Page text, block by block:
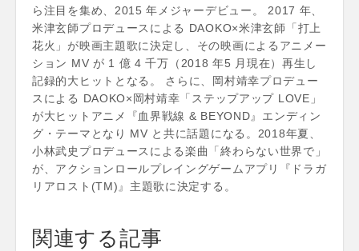
ら注目を集め、2015 年メジャーデビュー。 2017 年、
米津玄師プロデュースによる DAOKO×米津玄師「打上
花火」が映画主題歌に決定し、その映画によるアニメー
ション MV が 1 億 4 千万（2018 年5 月現在）再生し
記録的大ヒットとなる。 さらに、岡村靖幸プロデュー
スによる DAOKO×岡村靖幸「ステップアップ LOVE」
が大ヒットアニメ『血界戦線 & BEYOND』エンディン
グ・テーマとなり MV と共に話題になる。2018年夏、
小林武史プロデュースによる楽曲「終わらない世界で」
が、アクションロールプレイングゲームアプリ『ドラガ
リアロスト(TM)』主題歌に決定する。
関連する記事